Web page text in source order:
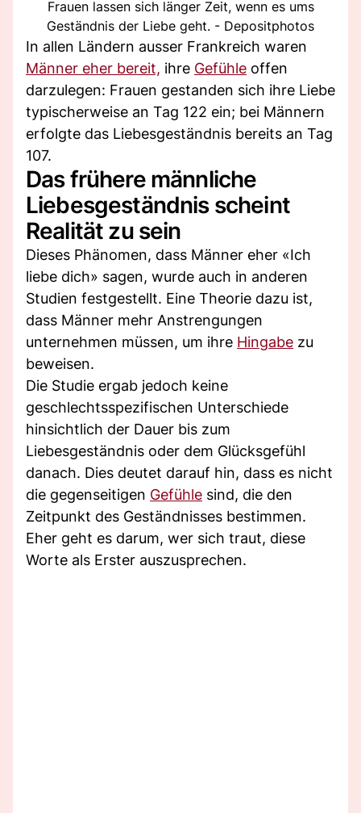
Frauen lassen sich länger Zeit, wenn es ums
Geständnis der Liebe geht. - Depositphotos
In allen Ländern ausser Frankreich waren
Männer eher bereit, ihre Gefühle offen
darzulegen: Frauen gestanden sich ihre Liebe
typischerweise an Tag 122 ein; bei Männern
erfolgte das Liebesgeständnis bereits an Tag
107.
Das frühere männliche
Liebesgeständnis scheint
Realität zu sein
Dieses Phänomen, dass Männer eher «Ich
liebe dich» sagen, wurde auch in anderen
Studien festgestellt. Eine Theorie dazu ist,
dass Männer mehr Anstrengungen
unternehmen müssen, um ihre Hingabe zu
beweisen.
Die Studie ergab jedoch keine
geschlechtsspezifischen Unterschiede
hinsichtlich der Dauer bis zum
Liebesgeständnis oder dem Glücksgefühl
danach. Dies deutet darauf hin, dass es nicht
die gegenseitigen Gefühle sind, die den
Zeitpunkt des Geständnisses bestimmen.
Eher geht es darum, wer sich traut, diese
Worte als Erster auszusprechen.